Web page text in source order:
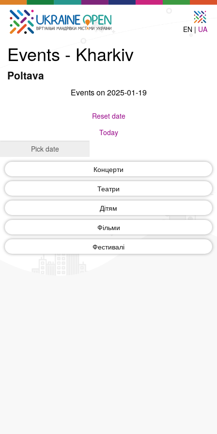
EN | UA
Events - Kharkiv
Poltava
Events on 2025-01-19
Reset date
Today
Концерти
Театри
Дітям
Фільми
Фестивалі